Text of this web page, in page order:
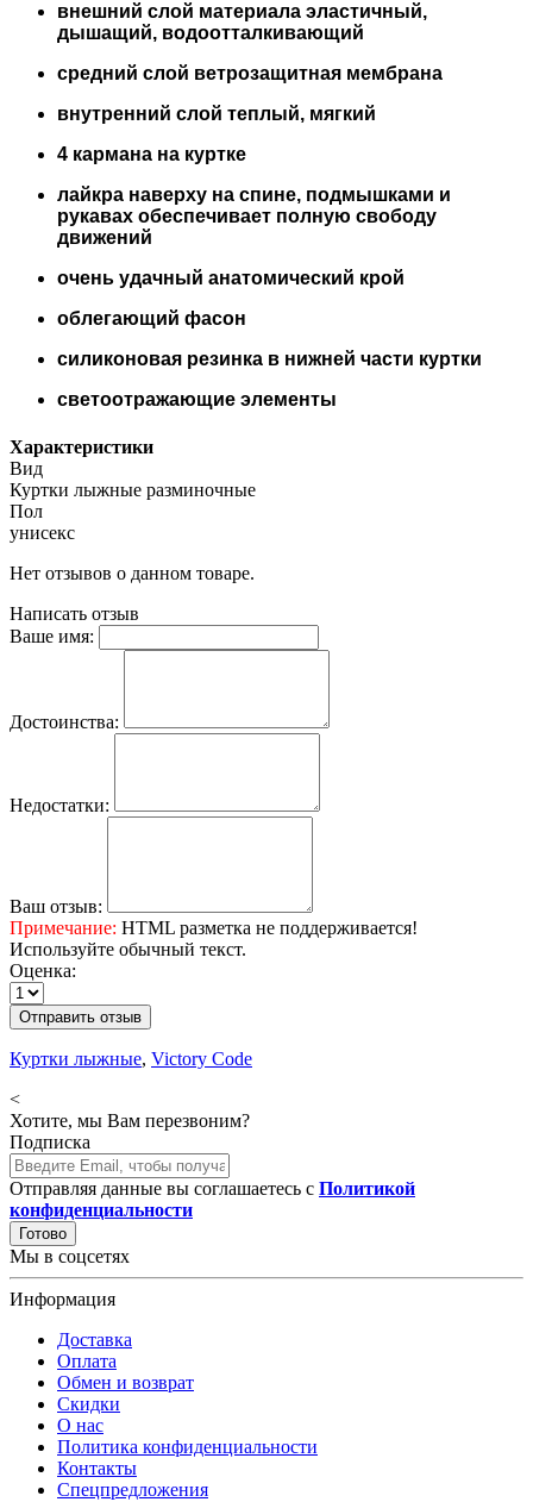
внешний слой материала эластичный,
дышащий, водоотталкивающий
средний слой ветрозащитная мембрана
внутренний слой теплый, мягкий
4 кармана на куртке
лайкра наверху на спине, подмышками и
рукавах обеспечивает полную свободу
движений
очень удачный анатомический крой
облегающий фасон
силиконовая резинка в нижней части куртки
светоотражающие элементы
Характеристики
Вид
Куртки лыжные разминочные
Пол
унисекс
Нет отзывов о данном товаре.
Написать отзыв
Ваше имя:
Достоинства:
Недостатки:
Ваш отзыв:
Примечание: HTML разметка не поддерживается!
Используйте обычный текст.
Оценка:
Отправить отзыв
Куртки лыжные, Victory Code
<
Хотите, мы Вам перезвоним?
Подписка
Отправляя данные вы соглашаетесь с Политикой
конфиденциальности
Готово
Мы в соцсетях
Информация
Доставка
Оплата
Обмен и возврат
Скидки
О нас
Политика конфиденциальности
Контакты
Спецпредложения